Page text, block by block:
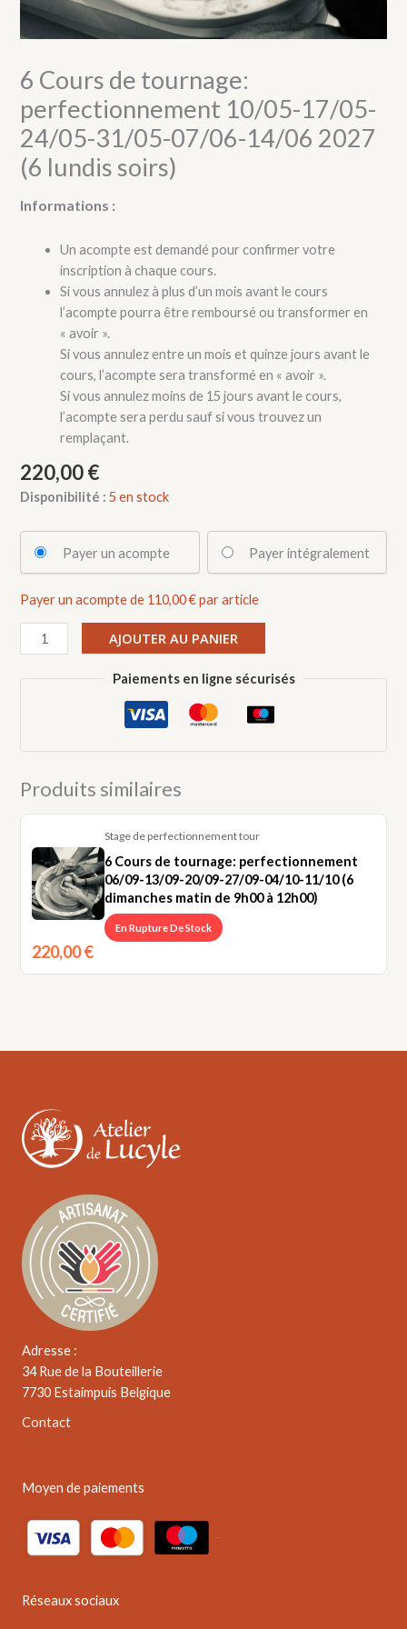
6 Cours de tournage:
perfectionnement 10/05-17/05-
24/05-31/05-07/06-14/06 2027
(6 lundis soirs)
Informations :
Un acompte est demandé pour confirmer votre
inscription à chaque cours.
Si vous annulez à plus d’un mois avant le cours
l’acompte pourra être remboursé ou transformer en
« avoir ».
Si vous annulez entre un mois et quinze jours avant le
cours, l’acompte sera transformé en « avoir ».
Si vous annulez moins de 15 jours avant le cours,
l’acompte sera perdu sauf si vous trouvez un
remplaçant.
220,00€
Disponibilité : 5 en stock
your
option
Payer un acompte Payer intégralement
Payer un acompte de 110,00€par article
quantité
de
17/05-
24/05-
07/06-
14/06
2027
lundis
soirs)
AJOUTER AU PANIER
Paiements en ligne sécurisés
Produits similaires
Stage de perfectionnement tour
6 Cours de tournage: perfectionnement
06/09-13/09-20/09-27/09-04/10-11/10 (6
dimanches matin de 9h00 à 12h00)
En Rupture De Stock
220,00€
Adresse :
34 Rue de la Bouteillerie
7730 Estaimpuis Belgique
Contact
Moyen de paiements
Réseaux sociaux